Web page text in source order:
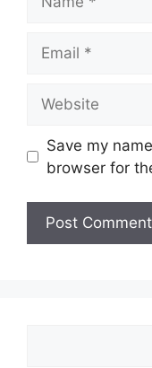
Save my
browser for